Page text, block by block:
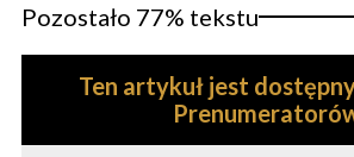
Pozostało 77% tekstu
Ten artykuł jest